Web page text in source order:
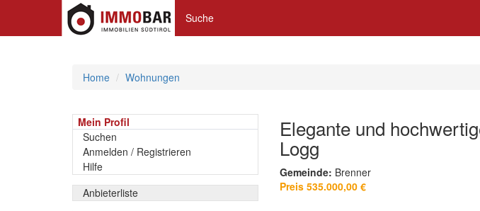
Suche
Home Wohnungen
Mein Profil
Suchen
Anmelden / Registrieren
Hilfe
Anbieterliste
Elegante und
Logg
Gemeinde: Brenner
Preis 535.000,00 €